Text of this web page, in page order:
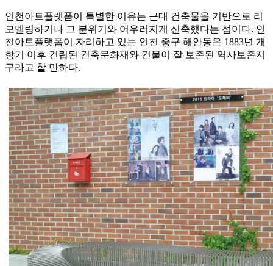
인천아트플랫폼이 특별한 이유는 근대 건축물을 기반으로 리
모델링하거나 그 분위기와 어우러지게 신축했다는 점이다. 인
천아트플랫폼이 자리하고 있는 인천 중구 해안동은 1883년 개
항기 이후 건립된 건축문화재와 건물이 잘 보존된 역사보존지
구라고 할 만하다.